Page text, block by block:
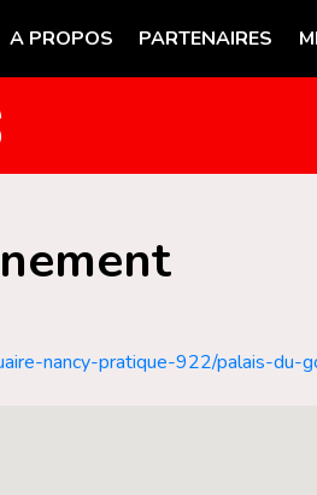
A PROPOS PARTENAIRES
nancy-pratique-922/palais-